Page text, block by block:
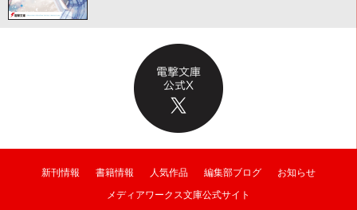
新刊情報 書籍情報 人気作品 編集部ブログ
お知らせ
メディアワークス文庫公式サイト